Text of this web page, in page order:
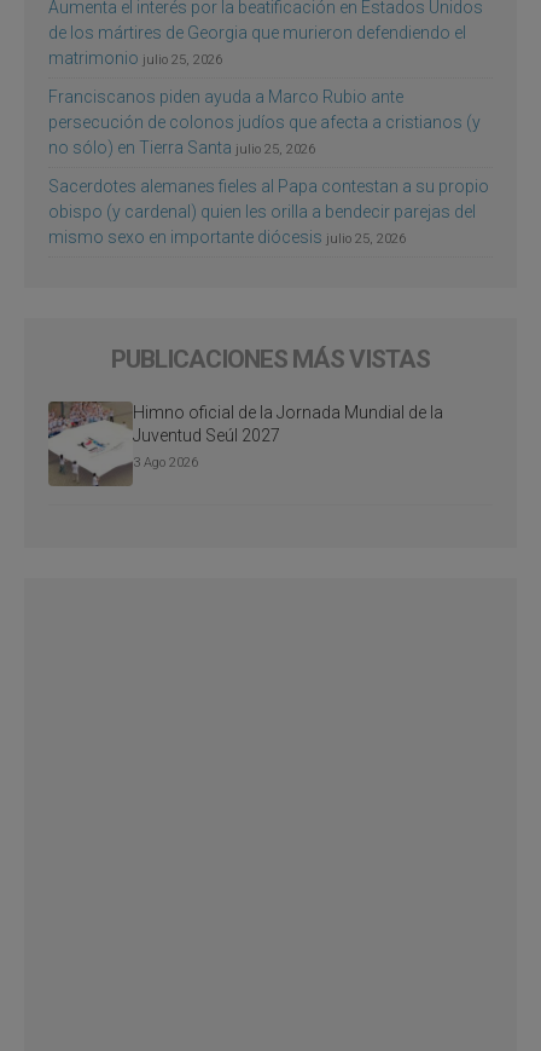
Aumenta el interés por la beatificación en Estados Unidos
de los mártires de Georgia que murieron defendiendo el
matrimonio julio 25, 2026
Franciscanos piden ayuda a Marco Rubio ante
persecución de colonos judíos que afecta a cristianos (y
no sólo) en Tierra Santa julio 25, 2026
Sacerdotes alemanes fieles al Papa contestan a su propio
obispo (y cardenal) quien les orilla a bendecir parejas del
mismo sexo en importante diócesis julio 25, 2026
PUBLICACIONES MÁS VISTAS
Himno oficial de la Jornada Mundial de la
Juventud Seúl 2027
3 Ago 2026